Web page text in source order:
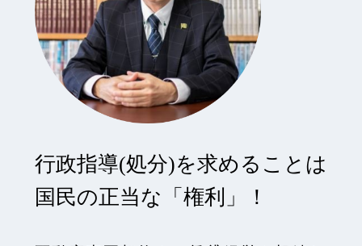
行政指導(処分)を求めることは
国民の正当な「権利」！